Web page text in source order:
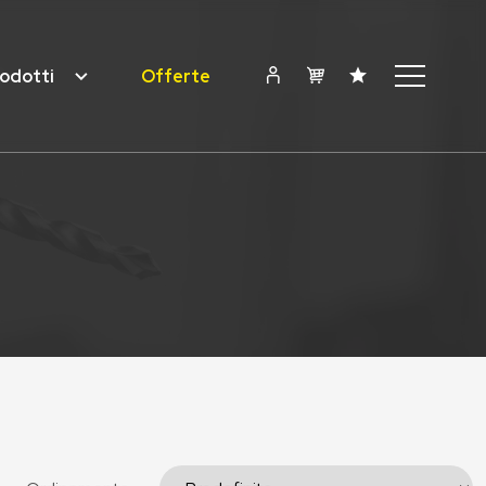
Offerte